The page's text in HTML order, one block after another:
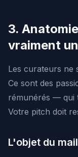
3.
vraiment
Les curateurs ne
Ce sont des
rémunérés — qui
Votre pitch doit
L'objet du mail